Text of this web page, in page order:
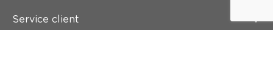
Service client